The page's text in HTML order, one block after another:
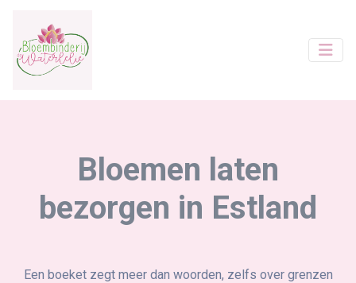
Bloemen laten
bezorgen in Estland
Een boeket zegt meer dan woorden, zelfs over grenzen